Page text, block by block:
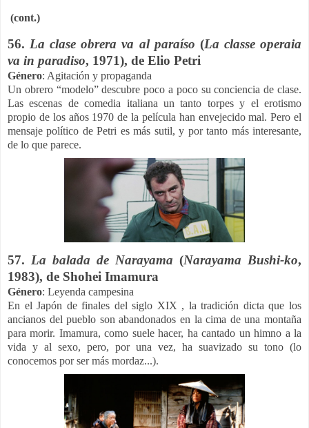
(cont.)
56. La clase obrera va al paraíso (La classe operaia
va in paradiso, 1971), de Elio Petri
Género: Agitación y propaganda
Un obrero “modelo” descubre poco a poco su conciencia de clase.
Las escenas de comedia italiana un tanto torpes y el erotismo
propio de los años 1970 de la película han envejecido mal. Pero el
mensaje político de Petri es más sutil, y por tanto más interesante,
de lo que parece.
57. La balada de Narayama (Narayama Bushi-ko,
1983), de Shohei Imamura
Género: Leyenda campesina
En el Japón de finales del siglo XIX , la tradición dicta que los
ancianos del pueblo son abandonados en la cima de una montaña
para morir. Imamura, como suele hacer, ha cantado un himno a la
vida y al sexo, pero, por una vez, ha suavizado su tono (lo
conocemos por ser más mordaz...).